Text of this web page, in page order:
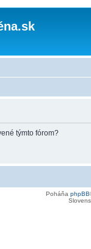
týmto fórom?
Poháňa phpBB